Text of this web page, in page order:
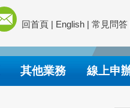
回首頁 | English | 常見問答
其他業務 線上申